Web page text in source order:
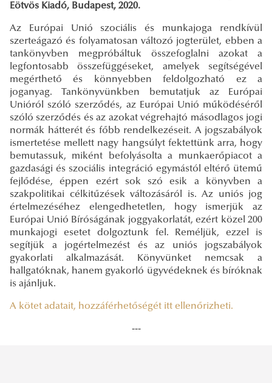
Eötvös Kiadó, Budapest, 2020.
Az Európai Unió szociális és munkajoga rendkívül
szerteágazó és folyamatosan változó jogterület, ebben a
tankönyvben megpróbáltuk összefoglalni azokat a
legfontosabb összefüggéseket, amelyek segítségével
megérthető és könnyebben feldolgozható ez a
joganyag. Tankönyvünkben bemutatjuk az Európai
Unióról szóló szerződés, az Európai Unió működéséről
szóló szerződés és az azokat végrehajtó másodlagos jogi
normák hátterét és főbb rendelkezéseit. A jogszabályok
ismertetése mellett nagy hangsúlyt fektettünk arra, hogy
bemutassuk, miként befolyásolta a munkaerőpiacot a
gazdasági és szociális integráció egymástól eltérő ütemű
fejlődése, éppen ezért sok szó esik a könyvben a
szakpolitikai célkitűzések változásáról is. Az uniós jog
értelmezéséhez elengedhetetlen, hogy ismerjük az
Európai Unió Bíróságának joggyakorlatát, ezért közel 200
munkajogi esetet dolgoztunk fel. Reméljük, ezzel is
segítjük a jogértelmezést és az uniós jogszabályok
gyakorlati alkalmazását. Könyvünket nemcsak a
hallgatóknak, hanem gyakorló ügyvédeknek és bíróknak
is ajánljuk.
A kötet adatait, hozzáférhetőségét itt ellenőrizheti.
---